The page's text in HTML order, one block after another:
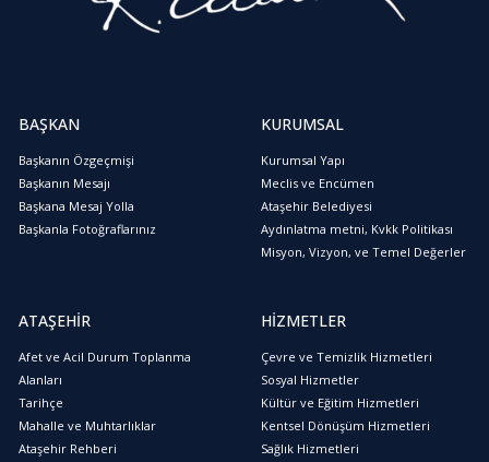
BAŞKAN
Başkanın Özgeçmişi
Başkanın Mesajı
Başkana Mesaj Yolla
Başkanla Fotoğraflarınız
KURUMSAL
Kurumsal Yapı
Meclis ve Encümen
Ataşehir Belediyesi
Aydınlatma metni, Kvkk Politikası
Misyon, Vizyon, ve Temel Değerler
ATAŞEHİR
Afet ve Acil Durum Toplanma
Alanları
Tarihçe
Mahalle ve Muhtarlıklar
Ataşehir Rehberi
HİZMETLER
Çevre ve Temizlik Hizmetleri
Sosyal Hizmetler
Kültür ve Eğitim Hizmetleri
Kentsel Dönüşüm Hizmetleri
Sağlık Hizmetleri